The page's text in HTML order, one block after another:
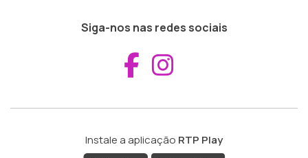
Siga-nos nas redes sociais
Aceder ao
Instale a aplicação RTP Play